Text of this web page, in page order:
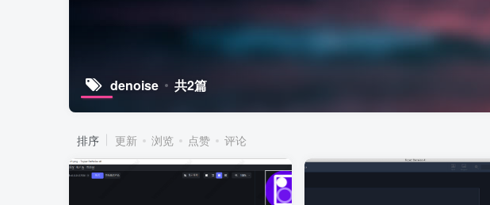
denoise 共2篇
排序 更新 浏览 点赞 评论